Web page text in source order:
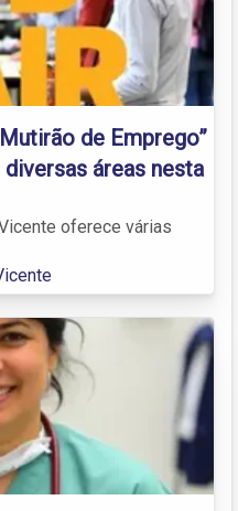
de Emprego”
áreas nesta
oferece várias